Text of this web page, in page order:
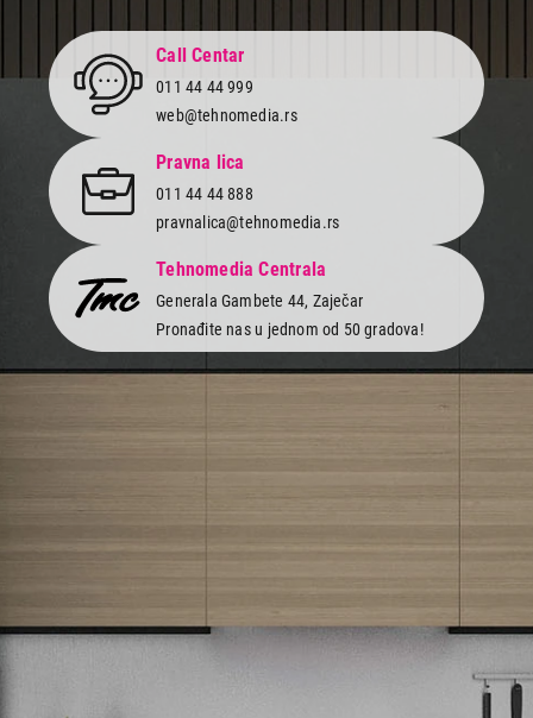
Call Centar
011 44 44 999
web@tehnomedia.rs
Pravna lica
011 44 44 888
pravnalica@tehnomedia.rs
Tehnomedia Centrala
Generala Gambete 44, Zaječar
Pronađite nas u jednom od 50 gradova!
Prijavite se na naš newsletter i primajte preko emaila specijalne i